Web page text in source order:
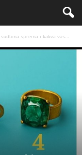
sprema i kakva vas...